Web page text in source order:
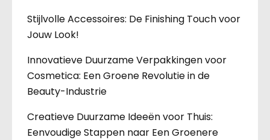
Stijlvolle Accessoires: De Finishing Touch voor
Jouw Look!
Innovatieve Duurzame Verpakkingen voor
Cosmetica: Een Groene Revolutie in de
Beauty-Industrie
Creatieve Duurzame Ideeën voor Thuis:
Eenvoudige Stappen naar Een Groenere